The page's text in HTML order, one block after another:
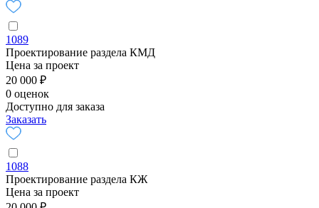
1089
Проектирование раздела КМД
Цена за проект
20 000 ₽
0 оценок
Доступно для заказа
Заказать
1088
Проектирование раздела КЖ
Цена за проект